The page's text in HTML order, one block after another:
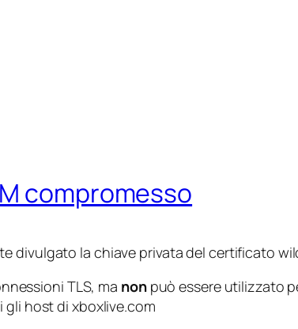
compromesso
divulgato la chiave privata del certificato
TLS, ma nonpuò essere utilizzato
host di xboxlive.com